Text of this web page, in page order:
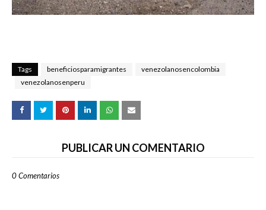
Tags beneficiosparamigrantes
venezolanosencolombia
venezolanosenperu
PUBLICAR UN COMENTARIO
0 Comentarios